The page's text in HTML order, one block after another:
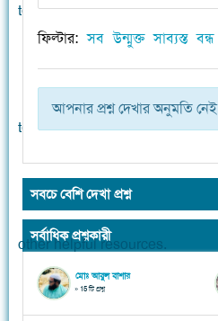
ফিল্টার: সব উন্মুক্ত সাব্যস্ত বন্ধ
আপনার প্রশ্ন দেখার অনুমতি নেই
সবচে বেশি দেখা প্রশ্ন
সর্বাধিক প্রশ্নকারী
মোঃ আবুল বাশার
» 15 টি প্রশ্ন